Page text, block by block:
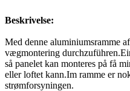
Beskrivelse:
Med denne aluminiumsramme
vægmontering
så panelet kan monteres på få
eller loftet kann.Im ramme er
strømforsyningen.